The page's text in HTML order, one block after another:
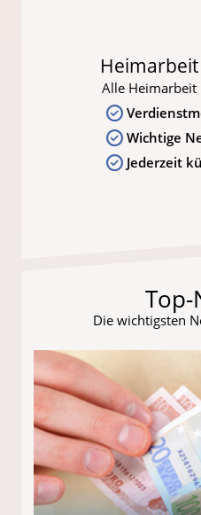
Alle Heimarbeit
Wichtige
Jederzeit
Top-
Die wichtigsten